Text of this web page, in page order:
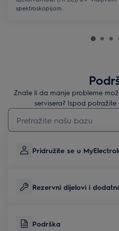
spektroskopijom.
Znate li da manje probleme
servisera? Ispod
Upišite za pretraživanje članaka
Pridružite se u
Rezervni dijelovi i
Podrška